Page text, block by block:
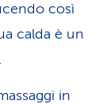
così
calda è un
in